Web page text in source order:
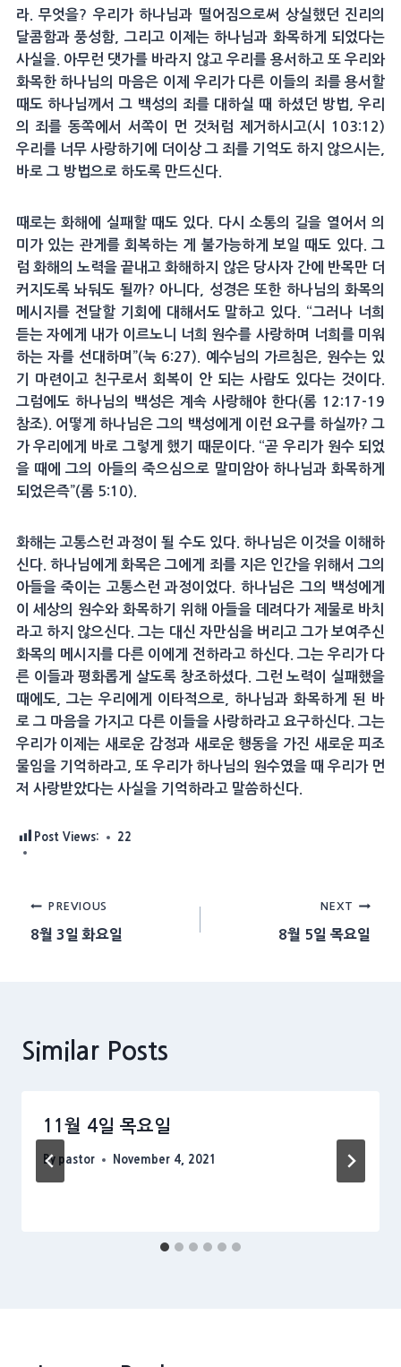
라. 무엇을? 우리가 하나님과 떨어짐으로써 상실했던 진리의
달콤함과 풍성함, 그리고 이제는 하나님과 화목하게 되었다는
사실을. 아무런 댓가를 바라지 않고 우리를 용서하고 또 우리와
화목한 하나님의 마음은 이제 우리가 다른 이들의 죄를 용서할
때도 하나님께서 그 백성의 죄를 대하실 때 하셨던 방법, 우리
의 죄를 동쪽에서 서쪽이 먼 것처럼 제거하시고(시 103:12)
우리를 너무 사랑하기에 더이상 그 죄를 기억도 하지 않으시는,
바로 그 방법으로 하도록 만드신다.
때로는 화해에 실패할 때도 있다. 다시 소통의 길을 열어서 의
미가 있는 관게를 회복하는 게 불가능하게 보일 때도 있다. 그
럼 화해의 노력을 끝내고 화해하지 않은 당사자 간에 반목만 더
커지도록 놔둬도 될까? 아니다, 성경은 또한 하나님의 화목의
메시지를 전달할 기회에 대해서도 말하고 있다. “그러나 너희
듣는 자에게 내가 이르노니 너희 원수를 사랑하며 너희를 미워
하는 자를 선대하며”(눅 6:27). 예수님의 가르침은, 원수는 있
기 마련이고 친구로서 회복이 안 되는 사람도 있다는 것이다.
그럼에도 하나님의 백성은 계속 사랑해야 한다(롬 12:17-19
참조). 어떻게 하나님은 그의 백성에게 이런 요구를 하실까? 그
가 우리에게 바로 그렇게 했기 때문이다. “곧 우리가 원수 되었
을 때에 그의 아들의 죽으심으로 말미암아 하나님과 화목하게
되었은즉”(롬 5:10).
화해는 고통스런 과정이 될 수도 있다. 하나님은 이것을 이해하
신다. 하나님에게 화목은 그에게 죄를 지은 인간을 위해서 그의
아들을 죽이는 고통스런 과정이었다. 하나님은 그의 백성에게
이 세상의 원수와 화목하기 위해 아들을 데려다가 제물로 바치
라고 하지 않으신다. 그는 대신 자만심을 버리고 그가 보여주신
화목의 메시지를 다른 이에게 전하라고 하신다. 그는 우리가 다
른 이들과 평화롭게 살도록 창조하셨다. 그런 노력이 실패했을
때에도, 그는 우리에게 이타적으로, 하나님과 화목하게 된 바
로 그 마음을 가지고 다른 이들을 사랑하라고 요구하신다. 그는
우리가 이제는 새로운 감정과 새로운 행동을 가진 새로운 피조
물임을 기억하라고, 또 우리가 하나님의 원수였을 때 우리가 먼
저 사랑받았다는 사실을 기억하라고 말씀하신다.
Post Views: 22
Post
navigation
PREVIOUS
8월 3일 화요일
NEXT
8월 5일 목요일
Similar Posts
11월 4일 목요일
By pastor November 4, 2021